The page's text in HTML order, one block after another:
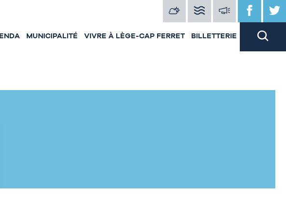
MUNICIPALITÉ VIVRE À LÈGE-CAP FERRET BILLETTERIE